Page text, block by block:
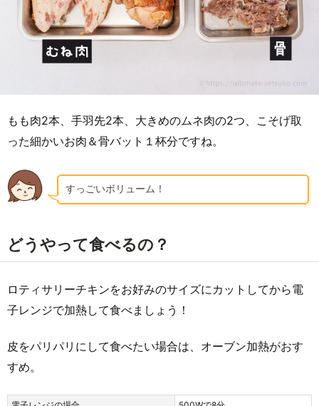
もも肉2本、手羽先2本、大きめのムネ肉の2つ、こそげ取
った細かいお肉＆骨バット１杯分ですね。
すっごいボリューム！
どうやって食べるの？
ロティサリーチキンをお好みのサイズにカットしてから電
子レンジで加熱して食べましょう！
皮をパリパリにして食べたい場合は、オーブン加熱がおす
すめ。